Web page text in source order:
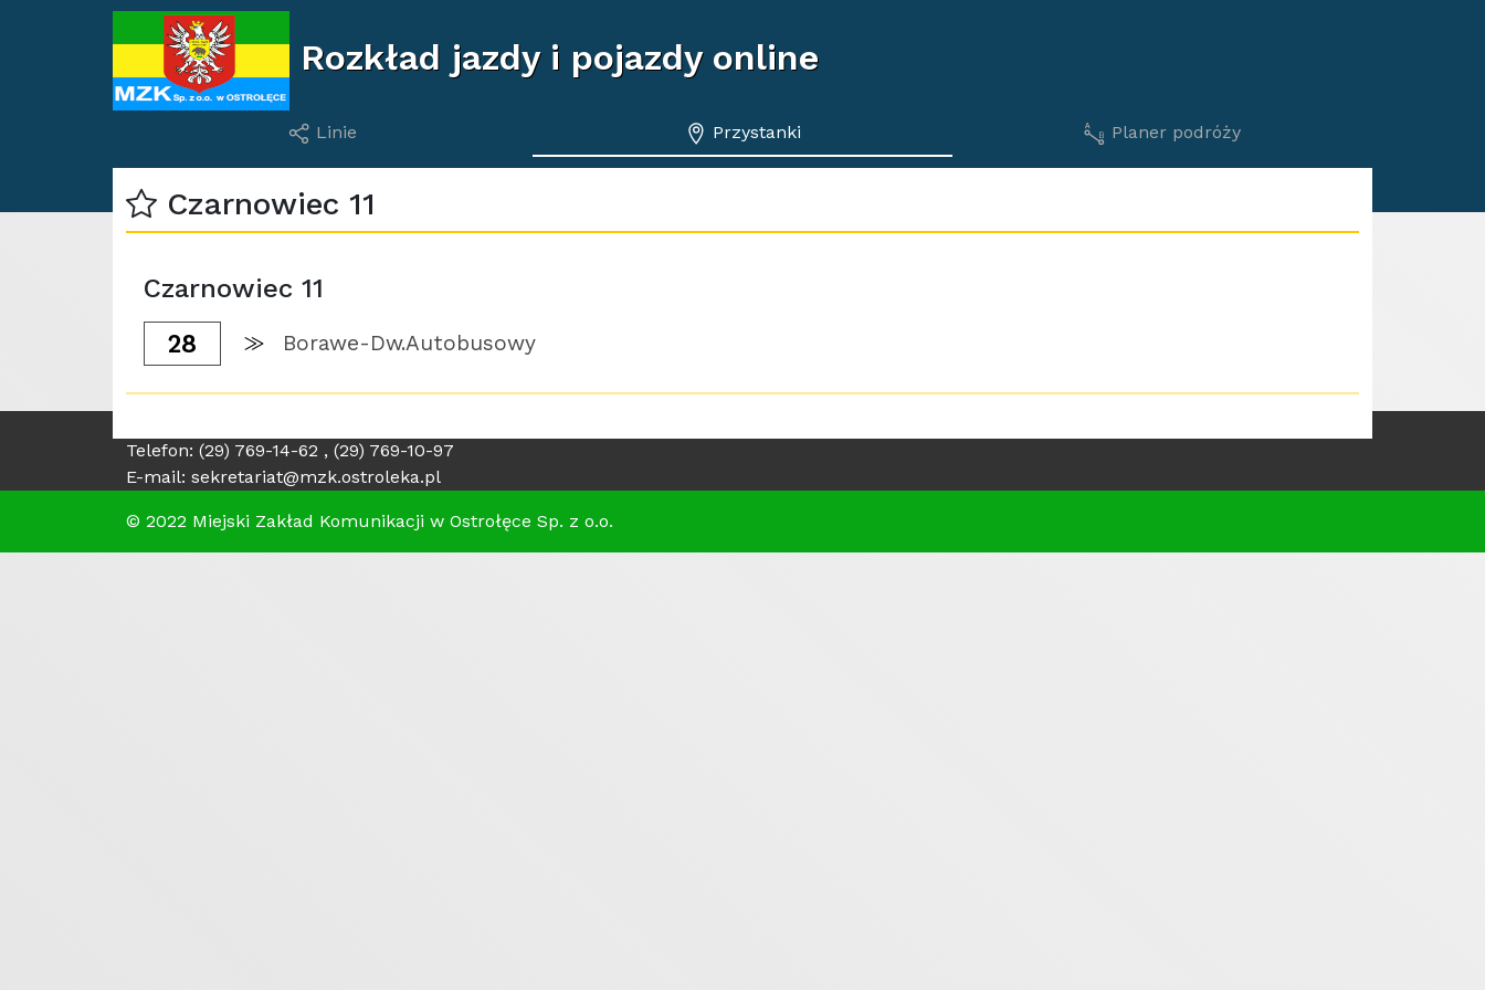
Rozkład jazdy i pojazdy online
Linie Przystanki Planer podróży
Czarnowiec 11
Czarnowiec 11
28 Borawe-Dw.Autobusowy
Telefon: (29) 769-14-62 , (29) 769-10-97
E-mail: sekretariat@mzk.ostroleka.pl
© 2022 Miejski Zakład Komunikacji w Ostrołęce Sp. z o.o.